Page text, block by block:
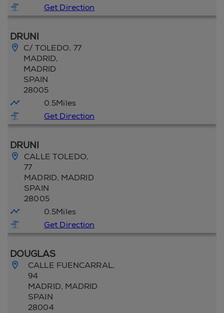
Get Direction
DRUNI
C/ TOLEDO, 77
MADRID,
MADRID
SPAIN
28005
0.5Miles
Get Direction
DRUNI
CALLE TOLEDO,
77
MADRID, MADRID
SPAIN
28005
0.5Miles
Get Direction
DOUGLAS
CALLE FUENCARRAL,
94
MADRID, MADRID
SPAIN
28004